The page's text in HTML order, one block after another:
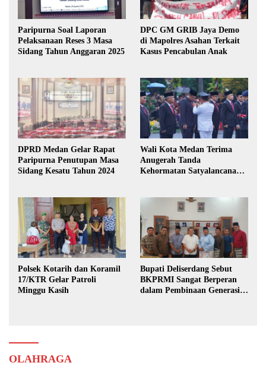
Paripurna Soal Laporan
Pelaksanaan Reses 3 Masa
Sidang Tahun Anggaran 2025
DPC GM GRIB Jaya Demo
di Mapolres Asahan Terkait
Kasus Pencabulan Anak
DPRD Medan Gelar Rapat
Paripurna Penutupan Masa
Sidang Kesatu Tahun 2024
Wali Kota Medan Terima
Anugerah Tanda
Kehormatan Satyalancana
Polsek Kotarih dan Koramil
17/KTR Gelar Patroli
Minggu Kasih
Bupati Deliserdang Sebut
BKPRMI Sangat Berperan
dalam Pembinaan Generasi
OLAHRAGA